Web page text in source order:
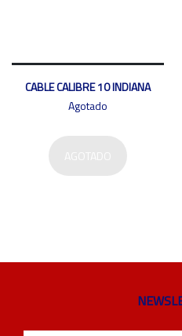
CABLE CALIBRE 10 INDIANA
Agotado